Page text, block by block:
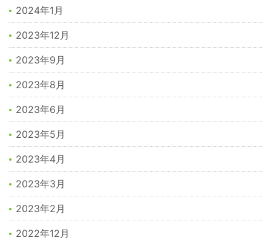
2024年1月
2023年12月
2023年9月
2023年8月
2023年6月
2023年5月
2023年4月
2023年3月
2023年2月
2022年12月